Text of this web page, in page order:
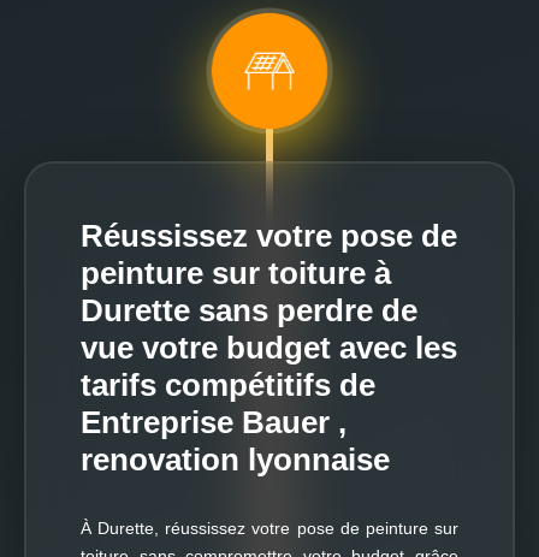
Réussissez votre pose de
peinture sur toiture à
Durette sans perdre de
vue votre budget avec les
tarifs compétitifs de
Entreprise Bauer ,
renovation lyonnaise
À Durette, réussissez votre pose de peinture sur